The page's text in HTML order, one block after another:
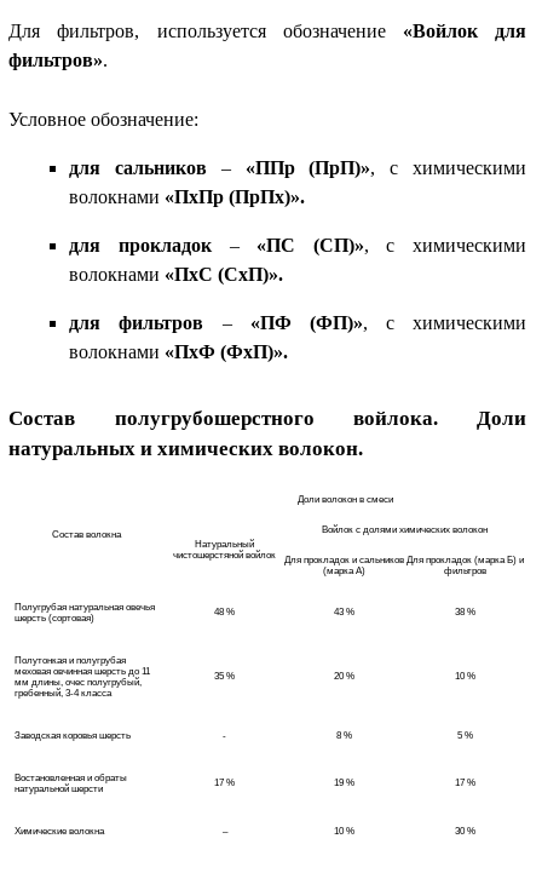
Для фильтров, используется обозначение «Войлок для
фильтров».
Условное обозначение:
для сальников – «ППр (ПрП)», с химическими
волокнами «ПхПр (ПрПх)».
для прокладок– «ПС (СП)», с химическими
волокнами «ПхС (СхП)».
для фильтров – «ПФ (ФП)», с химическими
волокнами «ПхФ (ФхП)».
Состав полугрубошерстного войлока. Доли
натуральных и химических волокон.
Состав волокна
Доли волокон в смеси
Натуральный
чистошерстяной войлок
Войлок с долями химических волокон
Для прокладок и сальников
(марка А)
Для прокладок (марка Б) и
фильтров
Полугрубая натуральная овечья
шерсть (сортовая)
48 % 43 % 38 %
Полутонкая и полугрубая
меховая овчинная шерсть до 11
мм длины, очес полугрубый,
гребенный, 3-4 класса
35 % 20 % 10 %
Заводская коровья шерсть - 8 % 5 %
Востановленная и обраты
натуральной шерсти
17 % 19 % 17 %
Химические волокна – 10 % 30 %